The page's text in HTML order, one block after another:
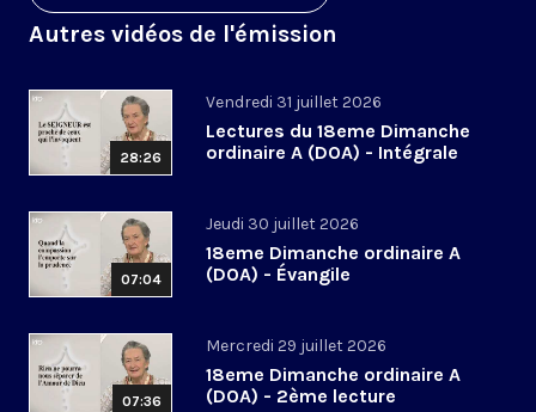
Autres vidéos de l'émission
28:26
Vendredi 31 juillet 2026
Lectures du 18eme Dimanche
ordinaire A (DOA) - Intégrale
07:04
Jeudi 30 juillet 2026
18eme Dimanche ordinaire A
(DOA) - Évangile
07:36
Mercredi 29 juillet 2026
18eme Dimanche ordinaire A
(DOA) - 2ème lecture